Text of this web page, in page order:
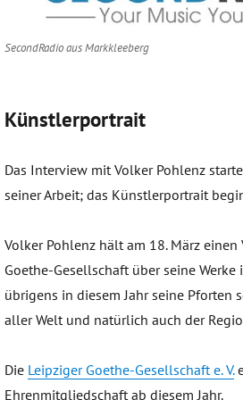
SecondRadio aus Markkleeberg
Künstlerportrait
Das Interview mit Volker Pohlenz
seiner Arbeit; das Künstlerportrait
Volker Pohlenz hält am 18. März
Goethe-Gesellschaft über seine Werke
übrigens in diesem Jahr seine Pforten
aller Welt und natürlich auch der
Die Leipziger Goethe-Gesellschaft e. V.
Ehrenmitgliedschaft ab diesem Jahr.